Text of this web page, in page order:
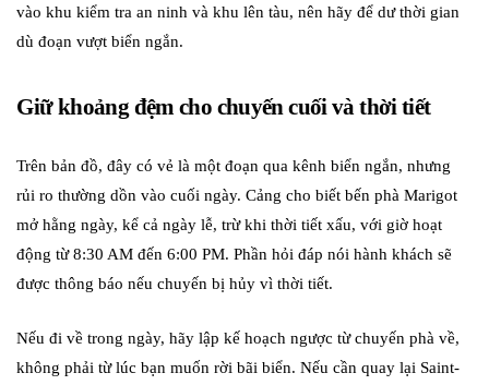
vào khu kiểm tra an ninh và khu lên tàu, nên hãy để dư thời gian
dù đoạn vượt biển ngắn.
Giữ khoảng đệm cho chuyến cuối và thời tiết
Trên bản đồ, đây có vẻ là một đoạn qua kênh biển ngắn, nhưng
rủi ro thường dồn vào cuối ngày. Cảng cho biết bến phà Marigot
mở hằng ngày, kể cả ngày lễ, trừ khi thời tiết xấu, với giờ hoạt
động từ 8:30 AM đến 6:00 PM. Phần hỏi đáp nói hành khách sẽ
được thông báo nếu chuyến bị hủy vì thời tiết.
Nếu đi về trong ngày, hãy lập kế hoạch ngược từ chuyến phà về,
không phải từ lúc bạn muốn rời bãi biển. Nếu cần quay lại Saint-